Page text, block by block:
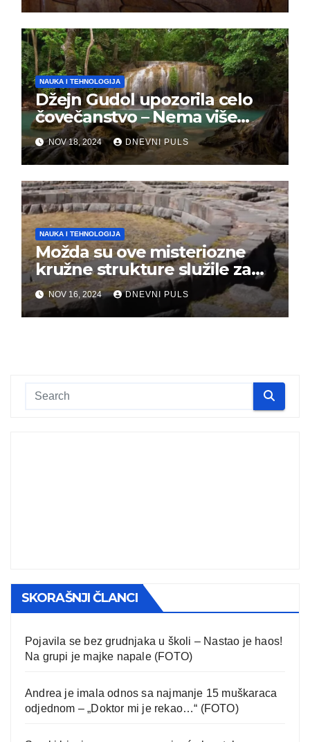
NAUKA I TEHNOLOGIJA
Džejn Gudol upozorila celo
čovečanstvo – Nema više
vremena, masovno
izumiranje je počelo
NOV 18, 2024 DNEVNI PULS
NAUKA I TEHNOLOGIJA
Možda su ove misteriozne
kružne strukture služile za
kontrolu vremena
NOV 16, 2024 DNEVNI PULS
SKORAŠNJI ČLANCI
Pojavila se bez grudnjaka u školi – Nastao je haos!
Na grupi je majke napale (FOTO)
Andrea je imala odnos sa najmanje 15 muškaraca
odjednom – „Doktor mi je rekao…“ (FOTO)